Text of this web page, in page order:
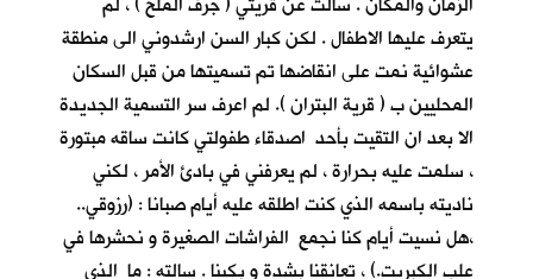
يتعرف عليها الاطفال . لكن كبار السن ارشدوني الى منطقة
عشوائية نمت على انقاضها تم تسميتها من قبل السكان
المحليين ب ( قرية البتران ). لم اعرف سر التسمية الجديدة
الا بعد ان التقيت بأحد اصدقاء طفولتي كانت ساقه مبتورة
، سلمت عليه بحرارة ، لم يعرفني في بادئ الأمر ، لكني
ناديته باسمه الذي كنت اطلقه عليه أيام صبانا : (رزوقي..
،هل نسيت أيام كنا نجمع الفراشات الصغيرة و نحشرها في
علب الكبريت.) ، تعانقنا بشدة و بكينا . سالته : ما الذي